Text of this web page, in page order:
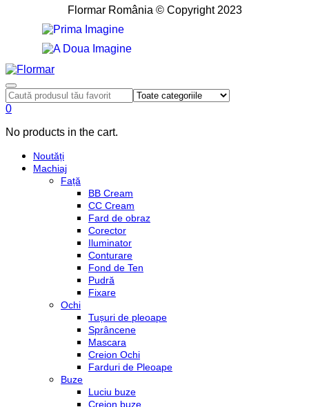
Flormar România © Copyright 2023
0
No products in the cart.
Noutăți
Machiaj
Față
BB Cream
CC Cream
Fard de obraz
Corector
Iluminator
Conturare
Fond de Ten
Pudră
Fixare
Ochi
Tușuri de pleoape
Sprâncene
Mascara
Creion Ochi
Farduri de Pleoape
Buze
Luciu buze
Creion buze